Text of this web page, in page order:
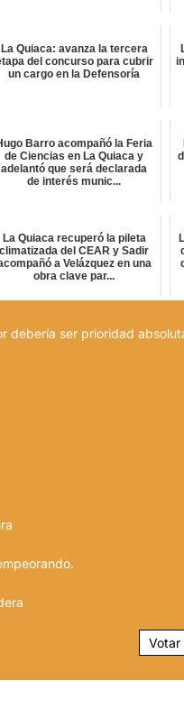
La Quiaca: avanza la tercera
del concurso para cubrir
un cargo en la Defensoría
Barro acompañó la Feria
de Ciencias en La Quiaca y
adelantó que será declarada
de interés munic...
La Quiaca recuperó la pileta
climatizada del CEAR y Sadir
a Velázquez en una
obra clave par...
debería ser prioridad
Votar